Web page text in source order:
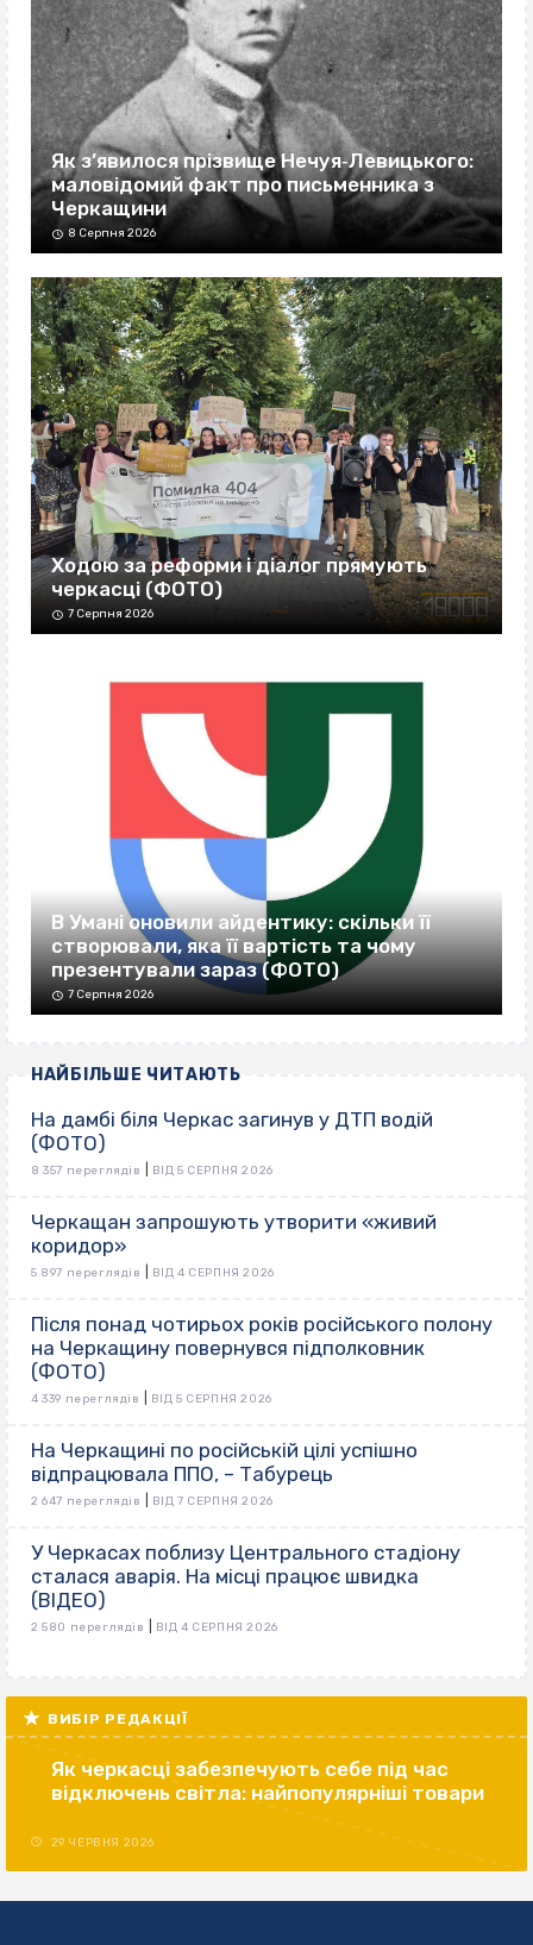
Як з’явилося прізвище Нечуя‐Левицького:
маловідомий факт про письменника з
Черкащини
8 Серпня 2026
Ходою за реформи і діалог прямують
черкасці (ФОТО)
7 Серпня 2026
В Умані оновили айдентику: скільки її
створювали, яка її вартість та чому
презентували зараз (ФОТО)
7 Серпня 2026
НАЙБІЛЬШЕ ЧИТАЮТЬ
На дамбі біля Черкас загинув у ДТП водій
(ФОТО)
8 357 переглядів ВІД 5 СЕРПНЯ 2026
Черкащан запрошують утворити «живий
коридор»
5 897 переглядів ВІД 4 СЕРПНЯ 2026
Після понад чотирьох років російського полону
на Черкащину повернувся підполковник
(ФОТО)
4 339 переглядів ВІД 5 СЕРПНЯ 2026
На Черкащині по російській цілі успішно
відпрацювала ППО, – Табурець
2 647 переглядів ВІД 7 СЕРПНЯ 2026
У Черкасах поблизу Центрального стадіону
сталася аварія. На місці працює швидка
(ВІДЕО)
2 580 переглядів ВІД 4 СЕРПНЯ 2026
ВИБІР РЕДАКЦІЇ
Як черкасці забезпечують себе під час
відключень світла: найпопулярніші товари
29 ЧЕРВНЯ 2026